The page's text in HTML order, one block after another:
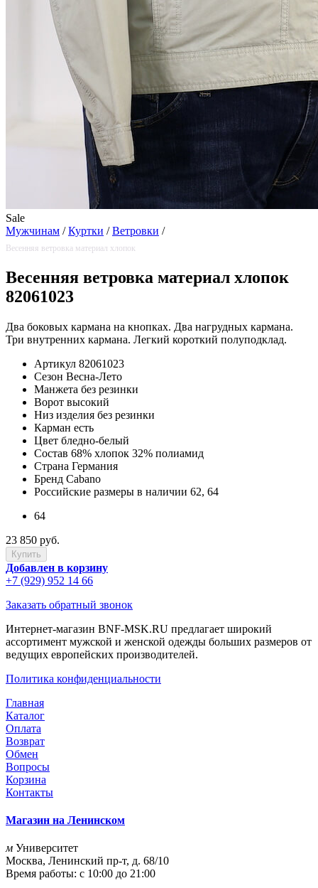
Sale
Мужчинам / Куртки / Ветровки /
Весенняя ветровка материал хлопок
Весенняя ветровка материал хлопок
82061023
Два боковых кармана на кнопках. Два нагрудных кармана.
Три внутренних кармана. Легкий короткий полуподклад.
Артикул 82061023
Сезон Весна-Лето
Манжета без резинки
Ворот высокий
Низ изделия без резинки
Карман есть
Цвет бледно-белый
Состав 68% хлопок 32% полиамид
Страна Германия
Бренд Cabano
Российские размеры в наличии 62, 64
64
23 850 руб.
Добавлен в корзину
+7 (929) 952 14 66
Заказать обратный звонок
Интернет-магазин BNF-MSK.RU предлагает широкий
ассортимент мужской и женской одежды больших размеров от
ведущих европейских производителей.
Политика конфиденциальности
Главная
Каталог
Оплата
Возврат
Обмен
Вопросы
Корзина
Контакты
Магазин на Ленинском
м Университет
Москва, Ленинский пр-т, д. 68/10
Время работы: с 10:00 до 21:00